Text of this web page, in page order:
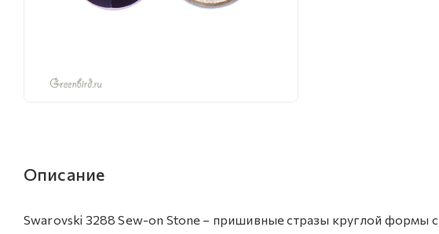
Описание
Swarovski 3288 Sew-on Stone – пришивные стразы круглой формы